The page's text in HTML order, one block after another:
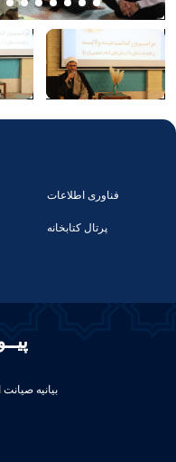
فناوری اطلاعات
پرتال کتابخانه
بیانیه